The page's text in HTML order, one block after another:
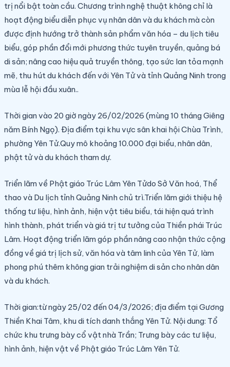
trị nổi bật toàn cầu. Chương trình nghệ thuật không chỉ là
hoạt động biểu diễn phục vụ nhân dân và du khách mà còn
được định hướng trở thành sản phẩm văn hóa – du lịch tiêu
biểu, góp phần đổi mới phương thức tuyên truyền, quảng bá
di sản; nâng cao hiệu quả truyền thông, tạo sức lan tỏa mạnh
mẽ, thu hút du khách đến với Yên Tử và tỉnh Quảng Ninh trong
mùa lễ hội đầu xuân..
Thời gian vào 20 giờ ngày 26/02/2026 (mùng 10 tháng Giêng
năm Bính Ngọ). Địa điểm tại khu vực sân khai hội Chùa Trình,
phường Yên Tử.Quy mô khoảng 10.000 đại biểu, nhân dân,
phật tử và du khách tham dự.
Triển lãm về Phật giáo Trúc Lâm Yên Tửdo Sở Văn hoá, Thể
thao và Du lịch tỉnh Quảng Ninh chủ trì.Triển lãmgiới thiệu hệ
thống tư liệu, hình ảnh, hiện vật tiêu biểu, tái hiện quá trình
hình thành, phát triển và giá trị tư tưởng của Thiền phái Trúc
Lâm. Hoạt động triển lãm góp phần nâng cao nhận thức cộng
đồng về giá trị lịch sử, văn hóa và tâm linh của Yên Tử, làm
phong phú thêm không gian trải nghiệm di sản cho nhân dân
và du khách.
Thời gian:từ ngày 25/02 đến 04/3/2026; địa điểm tại Gương
Thiền Khai Tâm, khu di tích danh thắng Yên Tử. Nội dung: Tổ
chức khu trưng bày cổ vật nhà Trần; Trưng bày các tư liệu,
hình ảnh, hiện vật về Phật giáo Trúc Lâm Yên Tử.